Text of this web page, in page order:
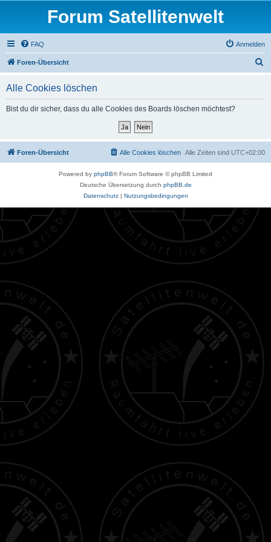
Forum Satellitenwelt
FAQ Anmelden
Foren-Übersicht
Alle Cookies löschen
Bist du dir sicher, dass du alle Cookies des Boards löschen möchtest?
Foren-Übersicht Alle Zeiten sind UTC+02:00
Alle Cookies löschen
Powered by phpBB® Forum Software © phpBB Limited
Deutsche Übersetzung durch phpBB.de
Datenschutz| Nutzungsbedingungen